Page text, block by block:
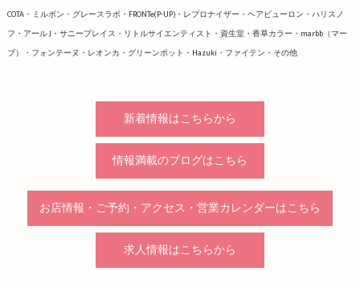
COTA・ミルボン・グレースラボ・FRONTe(P-UP)・レプロナイザー・ヘアビューロン・ハリスノ
フ・アール J・サニープレイス・リトルサイエンティスト・資生堂・香草カラー・marbb（マー
ブ）・フォンテーヌ・レオンカ・グリーンポット・Hazuki・ファイテン・その他
新着情報はこちらから
情報満載のブログはこちら
お店情報・ご予約・アクセス・営業カレンダーはこちら
求人情報はこちらから